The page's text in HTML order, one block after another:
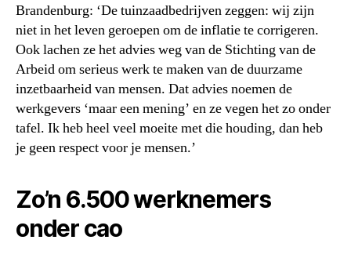
Brandenburg: ‘De tuinzaadbedrijven zeggen: wij zijn
niet in het leven geroepen om de inflatie te corrigeren.
Ook lachen ze het advies weg van de Stichting van de
Arbeid om serieus werk te maken van de duurzame
inzetbaarheid van mensen. Dat advies noemen de
werkgevers ‘maar een mening’ en ze vegen het zo onder
tafel. Ik heb heel veel moeite met die houding, dan heb
je geen respect voor je mensen.’
Zo’n 6.500 werknemers
onder cao